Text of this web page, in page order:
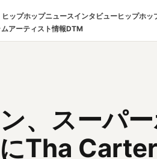
ヒップホップニュースインタビューヒップホッ
アーティスト情報DTM
、スーパ
Tha